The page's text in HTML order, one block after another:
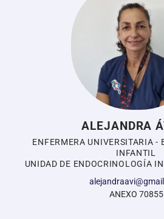
ALEJANDRA
ENFERMERA UNIVERSITARIA -
INFANTIL
UNIDAD DE ENDOCRINOLOGÍA
ANEXO 70855